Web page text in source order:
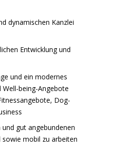
dynamischen Kanzlei
Entwicklung und
und ein modernes
being-Angebote
Dog-
gut angebundenen
mobil zu arbeiten